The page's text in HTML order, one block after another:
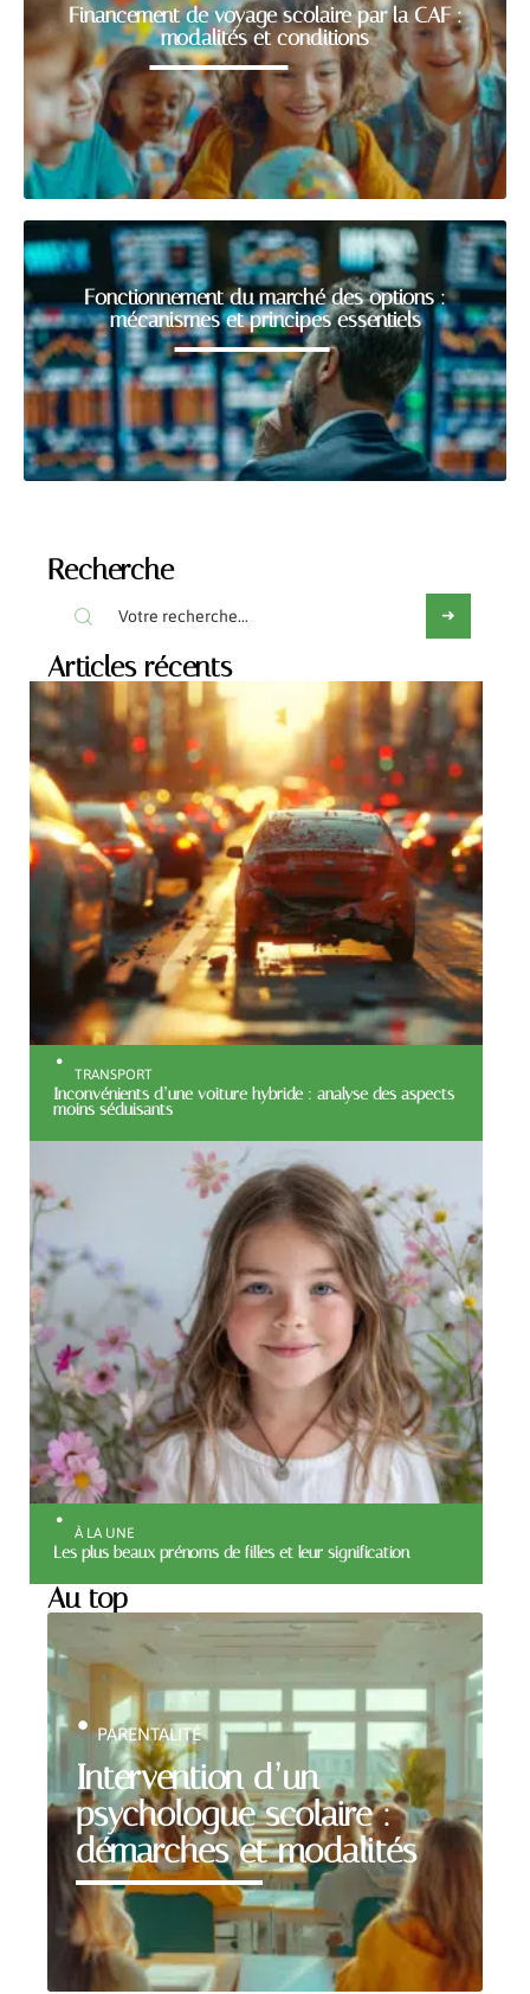
Financement de voyage scolaire par la CAF :
modalités et conditions
Fonctionnement du marché des options :
mécanismes et principes essentiels
Recherche
Articles récents
TRANSPORT
Inconvénients d’une voiture hybride : analyse des aspects
moins séduisants
À LA UNE
Les plus beaux prénoms de filles et leur signification
Au top
Intervention d’un
psychologue scolaire :
démarches et modalités
PARENTALITÉ